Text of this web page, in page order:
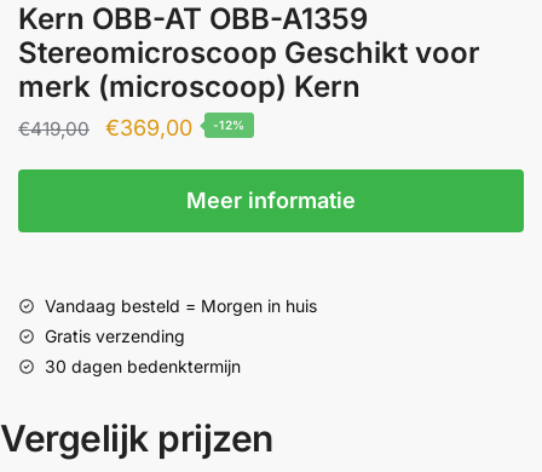
Kern OBB-AT OBB-A1359
Stereomicroscoop Geschikt voor
merk (microscoop) Kern
€419,00
Oorspronkelijke
€419,00.
€369,00Huidige
is:
€369,00.
-12%
Meer informatie
Vandaag besteld = Morgen in huis
Gratis verzending
30 dagen bedenktermijn
Vergelijk prijzen